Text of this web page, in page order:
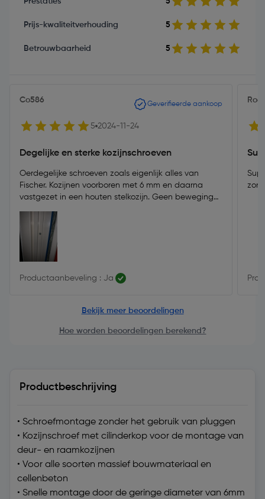
Prijs-kwaliteitverhouding 5
Betrouwbaarheid 5
Co586 Geverifieerde aankoop
5 2024-11-24
Degelijke en sterke kozijnschroeven
Oerdegelijke schroeven zoals eigenlijk alles van
Fischer. Kozijnen voorboren met 6 mm en daarna
vastgezet in een houten stelkozijn. Geen beweging
in t kozijn.
Productaanbeveling : Ja
Bekijk meer beoordelingen
Hoe worden beoordelingen berekend?
Productbeschrijving
• Schroefmontage zonder het gebruik van pluggen
• Kozijnschroef met cilinderkop voor de montage van
deur- en raamkozijnen
• Voor alle soorten massief bouwmateriaal en
cellenbeton
• Snelle montage door de geringe diameter van 6mm